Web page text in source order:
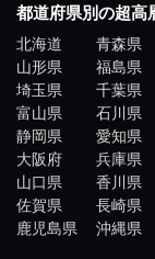
都道府県別の超高
北海道 青森県
山形県
福島県
埼玉県
千葉県
富山県
石川県
静岡県
愛知県
大阪府
兵庫県
山口県
香川県
佐賀県
長崎県
鹿児島県
沖縄県